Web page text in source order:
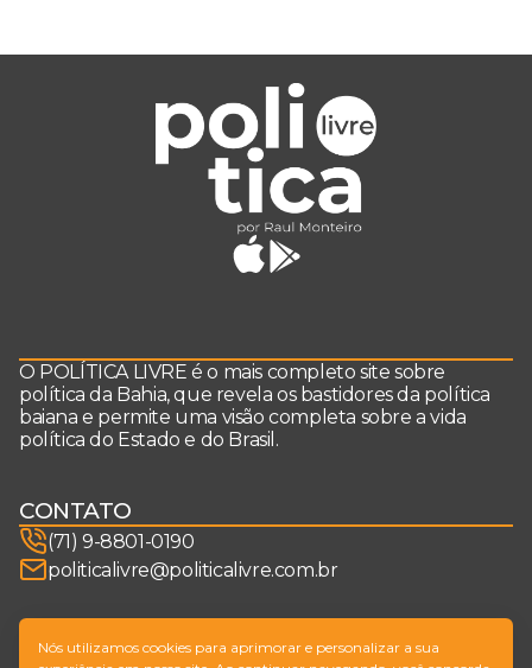
O POLÍTICA LIVRE é o mais completo site sobre
política da Bahia, que revela os bastidores da política
baiana e permite uma visão completa sobre a vida
política do Estado e do Brasil.
CONTATO
(71) 9-8801-0190
politicalivre@politicalivre.com.br
SIGA-NOS
Nós utilizamos cookies para aprimorar e personalizar a sua